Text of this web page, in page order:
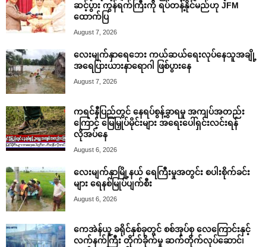
ဆင့်ပွား ကွန်ရက်ကြီးကို ရပ်တန့်နိုင်မည်ဟု JFM
ထောက်ပြ
August 7, 2026
လေးမျက်နှာရေဘေး ကယ်ဆယ်ရေးလုပ်နေသူအချို့
အရေပြားယားနာရောဂါ ဖြစ်ပွားနေ
August 7, 2026
ကရင်နီပြည်တွင် နေရပ်စွန့်ခွာရမှု အကျပ်အတည်း
ကြောင့် မြေမြှုပ်မိုင်းများ အရေးပေါ်ရှင်းလင်းရန်
လိုအပ်နေ
August 6, 2026
လေးမျက်နှာမြို့နယ် ရေကြီးမှုအတွင်း စပါးစိုက်ခင်း
များ ရေနစ်မြုပ်ပျက်စီး
August 6, 2026
ကေအဲန်ယူ ခရိုင်နှစ်ခုတွင် စစ်အုပ်စု လေကြောင်းနှင့်
လက်နက်ကြီး တိုက်ခိုက်မှု ဆက်တိုက်လုပ်ဆောင်၊